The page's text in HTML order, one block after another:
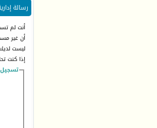
رسالة
أنت لم
أن غير
ليست
إذا كنت